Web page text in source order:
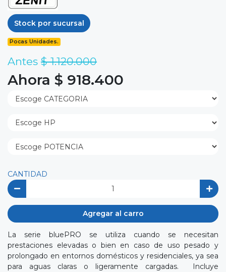
Stock por sucursal
Pocas Unidades.
Antes $ 1.120.000
Ahora $ 918.400
CANTIDAD
Agregar al carro
La serie
bluePRO se utiliza cuando se necesitan
prestaciones elevadas o bien en caso de uso pesado y
prolongado en entornos domésticos y residenciales, ya sea
para aguas claras o ligeramente cargadas. Incluye